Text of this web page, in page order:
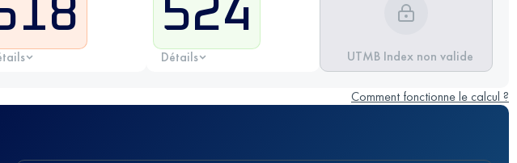
524
Détails UTMB Index non valide
Comment fonctionne le calcul ?